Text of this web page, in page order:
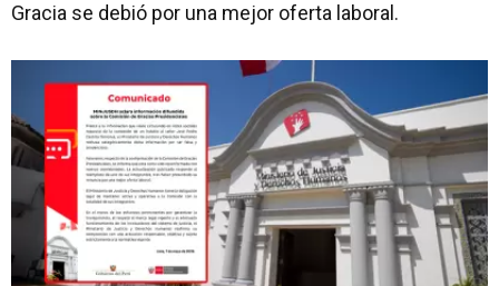
Gracia se debió por una mejor oferta laboral.